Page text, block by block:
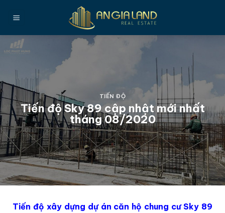
qua
dung
TIẾN ĐỘ
Tiến độ Sky 89 cập nhật mới nhất
tháng 08/2020
Tiến độ xây dựng dự án căn hộ chung cư Sky 89